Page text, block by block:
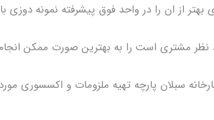
از ان را در واحد فوق پیشرفته نمونه دوزی
نظر مشتری است را به بهترین صورت ممکن
سبلان پارچه تهیه ملزومات و اکسسوری